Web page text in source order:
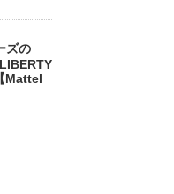
ズの
Mattel